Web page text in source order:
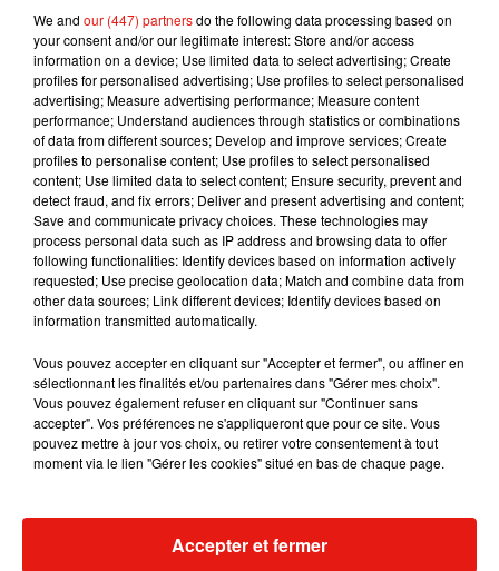
Cette paire inédite sera disponible sur invitation
pour les membres Nikeà partir du 15 février
prochain. Le grand public pourra lui-aussi se les
procurer plus tard dans l’année.
Mundo Latino
We and our (447) partnersdo the following data processing based on
your consent and/or our legitimate interest: Store and/or access
information on a device; Use limited data to select advertising; Create
profiles for personalised advertising; Use profiles to select personalised
advertising; Measure advertising performance; Measure content
performance; Understand audiences through statistics or combinations
of data from different sources; Develop and improve services; Create
profiles to personalise content; Use profiles to select personalised
content; Use limited data to select content; Ensure security, prevent and
detect fraud, and fix errors; Deliver and present advertising and content;
Save and communicate privacy choices. These technologies may
process personal data such as IP address and browsing data to offer
following functionalities: Identify devices based on information actively
requested; Use precise geolocation data; Match and combine data from
other data sources; Link different devices; Identify devices based on
information transmitted automatically.
Vous pouvez accepter en cliquant sur "Accepter et fermer", ou affiner en
sélectionnant les finalités et/ou partenaires dans "Gérer mes choix".
Vous pouvez également refuser en cliquant sur "Continuer sans
accepter". Vos préférences ne s'appliqueront que pour ce site. Vous
pouvez mettre à jour vos choix, ou retirer votre consentement à tout
moment via le lien "Gérer les cookies" situé en bas de chaque page.
Accepter et fermer